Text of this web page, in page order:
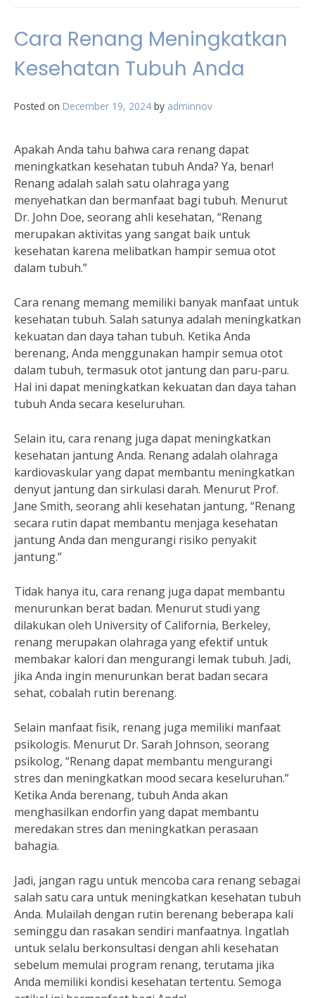
Cara Renang Meningkatkan
Kesehatan Tubuh Anda
Posted on December 19, 2024 by adminnov
Apakah Anda tahu bahwa cara renang dapat
meningkatkan kesehatan tubuh Anda? Ya, benar!
Renang adalah salah satu olahraga yang
menyehatkan dan bermanfaat bagi tubuh. Menurut
Dr. John Doe, seorang ahli kesehatan, “Renang
merupakan aktivitas yang sangat baik untuk
kesehatan karena melibatkan hampir semua otot
dalam tubuh.”
Cara renang memang memiliki banyak manfaat untuk
kesehatan tubuh. Salah satunya adalah meningkatkan
kekuatan dan daya tahan tubuh. Ketika Anda
berenang, Anda menggunakan hampir semua otot
dalam tubuh, termasuk otot jantung dan paru-paru.
Hal ini dapat meningkatkan kekuatan dan daya tahan
tubuh Anda secara keseluruhan.
Selain itu, cara renang juga dapat meningkatkan
kesehatan jantung Anda. Renang adalah olahraga
kardiovaskular yang dapat membantu meningkatkan
denyut jantung dan sirkulasi darah. Menurut Prof.
Jane Smith, seorang ahli kesehatan jantung, “Renang
secara rutin dapat membantu menjaga kesehatan
jantung Anda dan mengurangi risiko penyakit
jantung.”
Tidak hanya itu, cara renang juga dapat membantu
menurunkan berat badan. Menurut studi yang
dilakukan oleh University of California, Berkeley,
renang merupakan olahraga yang efektif untuk
membakar kalori dan mengurangi lemak tubuh. Jadi,
jika Anda ingin menurunkan berat badan secara
sehat, cobalah rutin berenang.
Selain manfaat fisik, renang juga memiliki manfaat
psikologis. Menurut Dr. Sarah Johnson, seorang
psikolog, “Renang dapat membantu mengurangi
stres dan meningkatkan mood secara keseluruhan.”
Ketika Anda berenang, tubuh Anda akan
menghasilkan endorfin yang dapat membantu
meredakan stres dan meningkatkan perasaan
bahagia.
Jadi, jangan ragu untuk mencoba cara renang sebagai
salah satu cara untuk meningkatkan kesehatan tubuh
Anda. Mulailah dengan rutin berenang beberapa kali
seminggu dan rasakan sendiri manfaatnya. Ingatlah
untuk selalu berkonsultasi dengan ahli kesehatan
sebelum memulai program renang, terutama jika
Anda memiliki kondisi kesehatan tertentu. Semoga